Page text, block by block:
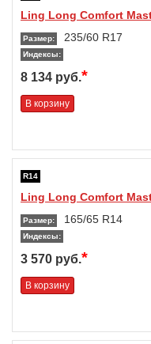
Ling Long Comfort
Размер: 235/60 R17
Индексы:
8 134 руб.*
В корзину
R14
Ling Long Comfort
Размер: 165/65 R14
Индексы:
3 570 руб.*
В корзину